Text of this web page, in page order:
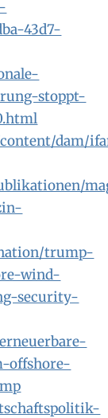
43d7-
stoppt-
dam/
trump-
wind-
security-
offshore-